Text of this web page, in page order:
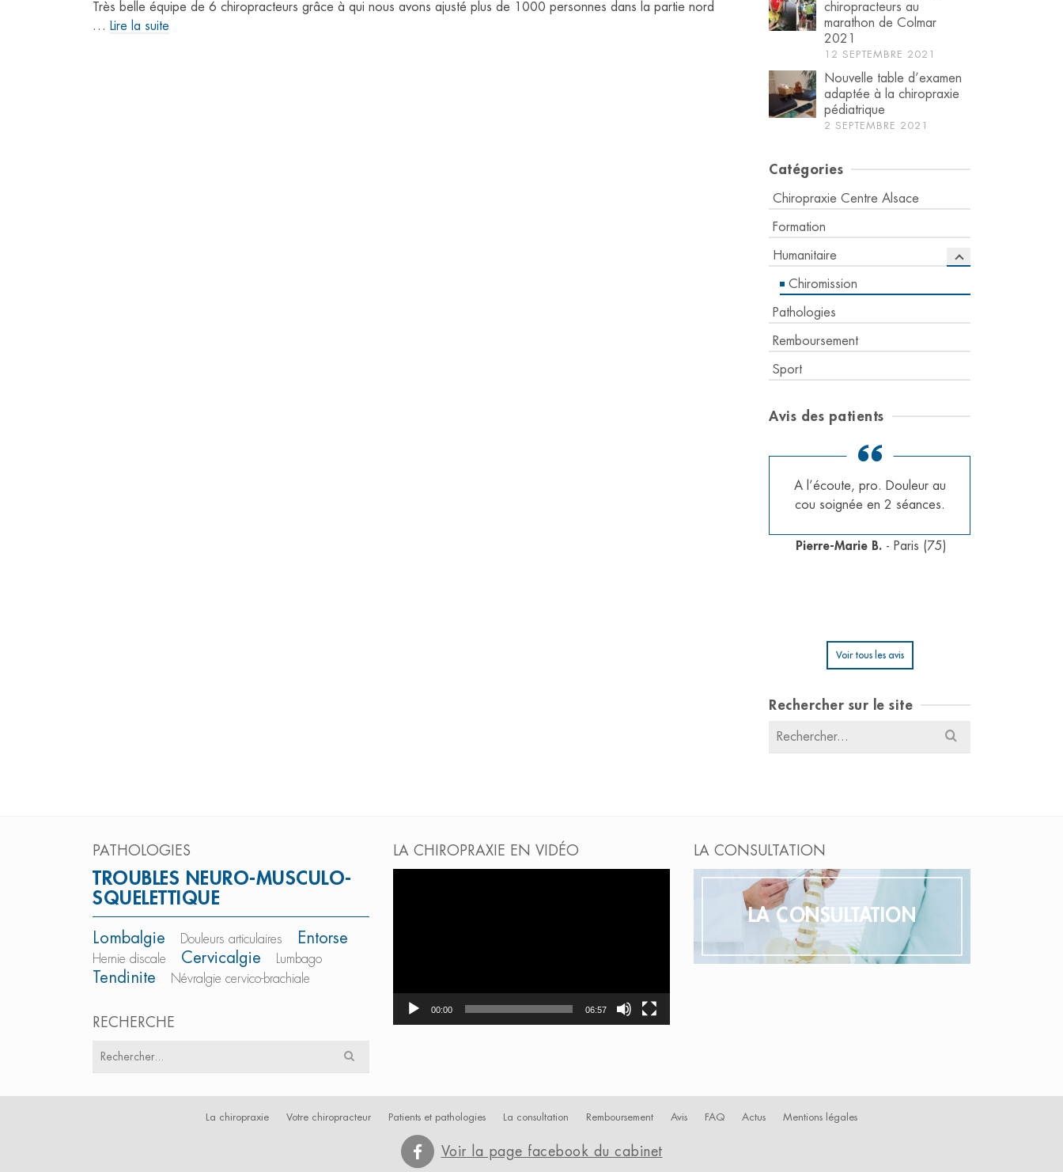
Très belle équipe de 6 chiropracteurs grâce à qui nous avons ajusté plus de 1000 personnes dans la partie nord
… Lire la suite
chiropracteurs au
marathon de Colmar
2021
12 SEPTEMBRE 2021
Nouvelle table d’examen
adaptée à la chiropraxie
pédiatrique
2 SEPTEMBRE 2021
Catégories
Chiropraxie Centre Alsace
Formation
Humanitaire
Chiromission
Pathologies
Remboursement
Sport
Avis des patients
A l’écoute, pro. Douleur au
cou soignée en 2 séances.
Pierre-Marie B. - Paris (75)
Voir tous les avis
Rechercher sur le site
Résultats
PATHOLOGIES
TROUBLES NEURO-MUSCULO-
SQUELETTIQUE
Lombalgie Douleurs articulaires Entorse
Hernie discale Cervicalgie Lumbago
Tendinite Névralgie cervico-brachiale
RECHERCHE
Résultats
LA CHIROPRAXIE EN VIDÉO
00:00 06:57
LA CONSULTATION
LA CONSULTATION
La chiropraxie Votre chiropracteur Patients et pathologies La consultation Remboursement Avis FAQ Actus Mentions légales
Voir la page facebook du cabinet